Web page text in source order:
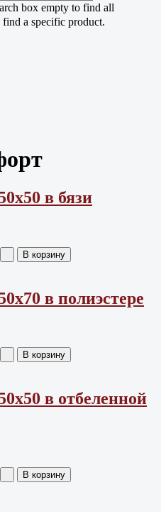
box empty to find all
find a specific product.
в бязи
в полиэстере
в отбеленной